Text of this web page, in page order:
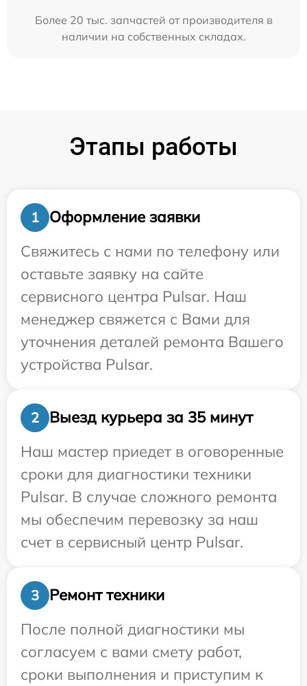
Более 20 тыс. запчастей от производителя в
наличии на собственных складах.
Этапы работы
1
Оформление заявки
Свяжитесь с нами по телефону или
оставьте заявку на сайте
сервисного центра Pulsar. Наш
менеджер свяжется с Вами для
уточнения деталей ремонта Вашего
устройства Pulsar.
2
Выезд курьера за 35 минут
Наш мастер приедет в оговоренные
сроки для диагностики техники
Pulsar. В случае сложного ремонта
мы обеспечим перевозку за наш
счет в сервисный центр Pulsar.
3
Ремонт техники
После полной диагностики мы
согласуем с вами смету работ,
сроки выполнения и приступим к